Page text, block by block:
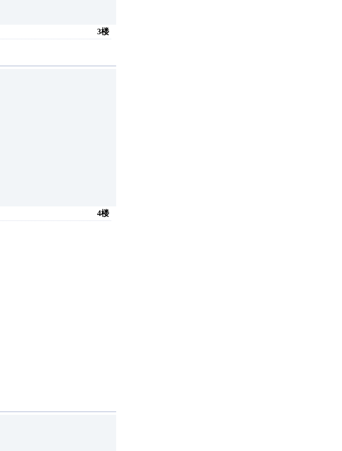
3楼
4楼